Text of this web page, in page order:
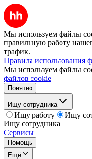
Мы используем файлы
правильную работу
трафик.
Правила использования
Мы используем файлы
файлов cookie
Понятно
Ищу сотрудника
Ищу работу
Ищу
Ищу сотрудника
Сервисы
Помощь
Ещё